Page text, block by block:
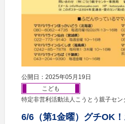
公開日：2025年05月19日
こども
特定非営利活動法人こうとう親子セン
6/6（第1金曜）グチOK